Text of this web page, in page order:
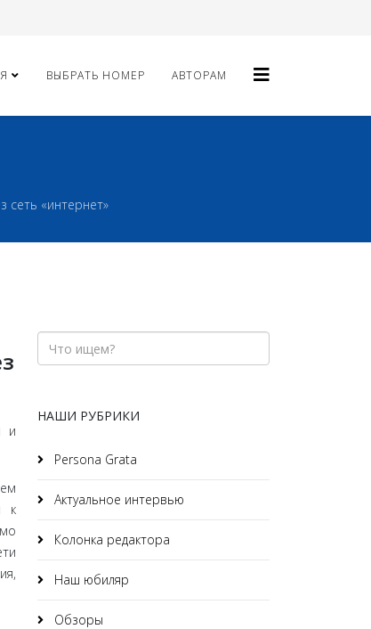
ВЫБРАТЬ НОМЕР АВТОРАМ
сеть «интернет»
и
к
НАШИ РУБРИКИ
Persona Grata
Актуальное интервью
Колонка редактора
Наш юбиляр
Обзоры